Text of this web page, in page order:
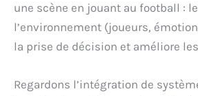
une scène en jouant au football :
l’environnement (joueurs,
la prise de décision et améliore
Regardons l’intégration de